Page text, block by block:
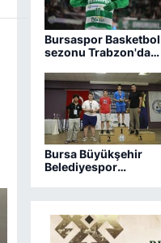
Bursaspor Basketbol
sezonu Trabzon'da
Bursa Büyükşehir
Belediyespor